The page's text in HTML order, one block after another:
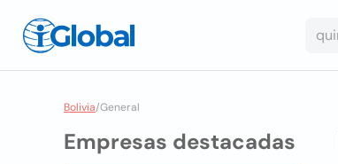
Bolivia/General
Empresas destacadas